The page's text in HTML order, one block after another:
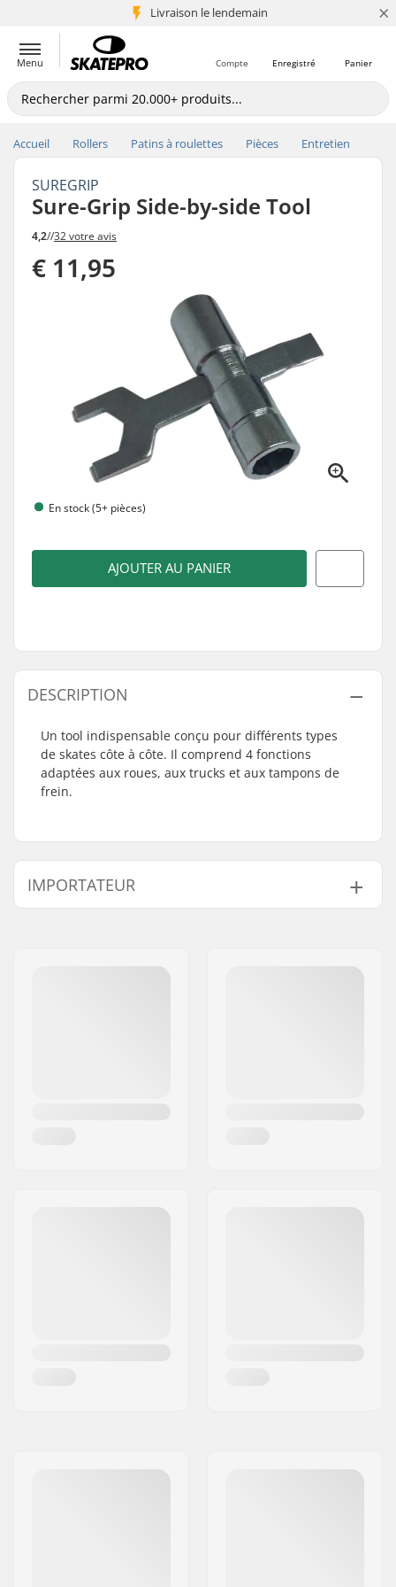
Livraison le lendemain
+5 mio de clients ×
Menu Panier
Enregistré
Compte
Accueil Rollers Patins à roulettes Pièces Entretien
SUREGRIP
Sure-Grip Side-by-side Tool
4,2//32 votre avis
€ 11,95
En stock (5+ pièces)
AJOUTER AU PANIER
DESCRIPTION
Un tool indispensable conçu pour différents types
de skates côte à côte. Il comprend 4 fonctions
adaptées aux roues, aux trucks et aux tampons de
frein.
IMPORTATEUR